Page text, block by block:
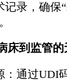
记录，确保
床到监管
：通过UDI